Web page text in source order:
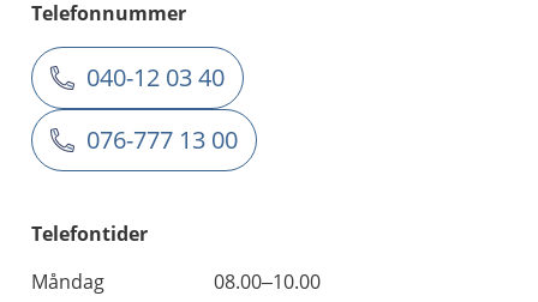
Telefonnummer
040-12 03 40
076-777 13 00
Telefontider
Måndag
08.00–10.00